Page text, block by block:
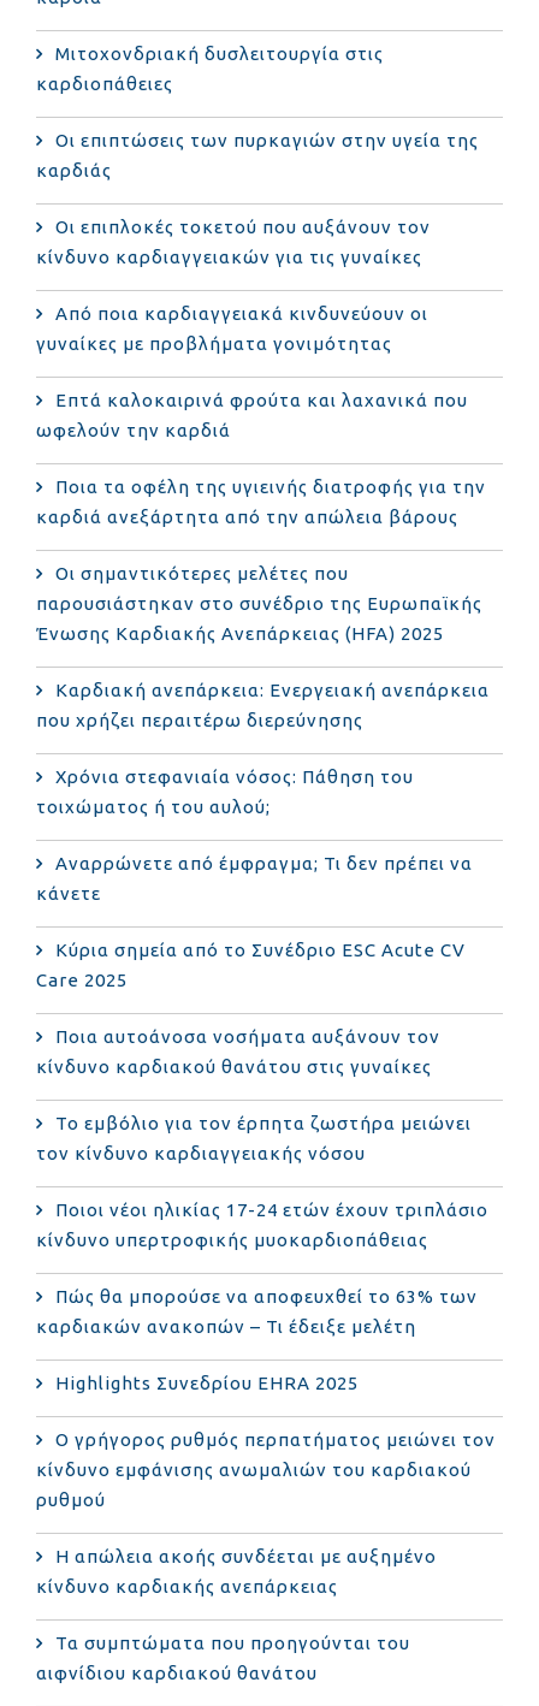
Μιτοχονδριακή δυσλειτουργία στις
καρδιοπάθειες
Οι επιπτώσεις των πυρκαγιών στην υγεία της
καρδιάς
Οι επιπλοκές τοκετού που αυξάνουν τον
κίνδυνο καρδιαγγειακών για τις γυναίκες
Από ποια καρδιαγγειακά κινδυνεύουν οι
γυναίκες με προβλήματα γονιμότητας
Επτά καλοκαιρινά φρούτα και λαχανικά που
ωφελούν την καρδιά
Ποια τα οφέλη της υγιεινής διατροφής για την
καρδιά ανεξάρτητα από την απώλεια βάρους
Οι σημαντικότερες μελέτες που
παρουσιάστηκαν στο συνέδριο της Ευρωπαϊκής
Ένωσης Καρδιακής Ανεπάρκειας (HFA) 2025
Καρδιακή ανεπάρκεια: Ενεργειακή ανεπάρκεια
που χρήζει περαιτέρω διερεύνησης
Χρόνια στεφανιαία νόσος: Πάθηση του
τοιχώματος ή του αυλού;
Αναρρώνετε από έμφραγμα; Τι δεν πρέπει να
κάνετε
Κύρια σημεία από το Συνέδριο ESC Acute CV
Care 2025
Ποια αυτοάνοσα νοσήματα αυξάνουν τον
κίνδυνο καρδιακού θανάτου στις γυναίκες
Το εμβόλιο για τον έρπητα ζωστήρα μειώνει
τον κίνδυνο καρδιαγγειακής νόσου
Ποιοι νέοι ηλικίας 17-24 ετών έχουν τριπλάσιο
κίνδυνο υπερτροφικής μυοκαρδιοπάθειας
Πώς θα μπορούσε να αποφευχθεί το 63% των
καρδιακών ανακοπών – Τι έδειξε μελέτη
Highlights Συνεδρίου EHRA 2025
Ο γρήγορος ρυθμός περπατήματος μειώνει τον
κίνδυνο εμφάνισης ανωμαλιών του καρδιακού
ρυθμού
Η απώλεια ακοής συνδέεται με αυξημένο
κίνδυνο καρδιακής ανεπάρκειας
Τα συμπτώματα που προηγούνται του
αιφνίδιου καρδιακού θανάτου